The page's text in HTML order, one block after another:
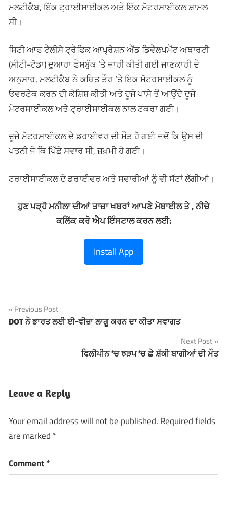
ਮਲਟੀਕੈਬ, ਇੱਕ ਟ੍ਰਾਈਸਾਈਕਲ ਅਤੇ ਇੱਕ ਮੋਟਰਸਾਈਕਲ ਸ਼ਾਮਲ
ਸੀ।
ਸਿਟੀ ਆਫ ਟੈਲੀਸੇ ਟ੍ਰੈਫਿਕ ਆਪ੍ਰੇਸ਼ਨ ਐਂਡ ਡਿਵੈਲਪਮੈਂਟ ਅਥਾਰਟੀ
(ਸੀਟੀ-ਟੋਡਾ) ਦੁਆਰਾ ਫੇਸਬੁੱਕ ‘ਤੇ ਜਾਰੀ ਕੀਤੀ ਗਈ ਜਾਣਕਾਰੀ ਦੇ
ਅਨੁਸਾਰ, ਮਲਟੀਕੈਬ ਨੇ ਕਥਿਤ ਤੌਰ ‘ਤੇ ਇਕ ਮੋਟਰਸਾਈਕਲ ਨੂੰ
ਓਵਰਟੇਕ ਕਰਨ ਦੀ ਕੋਸ਼ਿਸ਼ ਕੀਤੀ ਅਤੇ ਦੂਜੇ ਪਾਸੇ ਤੋਂ ਆਉਂਦੇ ਦੂਜੇ
ਮੋਟਰਸਾਈਕਲ ਅਤੇ ਟ੍ਰਾਈਸਾਈਕਲ ਨਾਲ ਟਕਰਾ ਗਈ।
ਦੂਜੇ ਮੋਟਰਸਾਈਕਲ ਦੇ ਡਰਾਈਵਰ ਦੀ ਮੌਤ ਹੋ ਗਈ ਜਦੋਂ ਕਿ ਉਸ ਦੀ
ਪਤਨੀ ਜੋ ਕਿ ਪਿੱਛੇ ਸਵਾਰ ਸੀ, ਜ਼ਖ਼ਮੀ ਹੋ ਗਈ।
ਟਰਾਈਸਾਈਕਲ ਦੇ ਡਰਾਈਵਰ ਅਤੇ ਸਵਾਰੀਆਂ ਨੂੰ ਵੀ ਸੱਟਾਂ ਲੱਗੀਆਂ।
ਹੁਣ ਪੜ੍ਹੋ ਮਨੀਲਾ ਦੀਆਂ ਤਾਜ਼ਾ ਖਬਰਾਂ ਆਪਣੇ ਮੋਬਾਈਲ ਤੇ , ਨੀਚੇ
ਕਲਿੱਕ ਕਰੋ ਐਪ ਇੰਸਟਾਲ ਕਰਨ ਲਈ:
Install App
Post
Previous Post
DOT ਨੇ ਭਾਰਤ ਲਈ ਈ-ਵੀਜ਼ਾ ਲਾਗੂ ਕਰਨ ਦਾ ਕੀਤਾ ਸਵਾਗਤ
Next Post
ਫਿਲੀਪੀਨ ‘ਚ ਝੜਪ ‘ਚ ਛੇ ਸ਼ੱਕੀ ਬਾਗੀਆਂ ਦੀ ਮੌਤ
Leave a Reply
Your email address will not be published. Required fields
are marked *
Comment*